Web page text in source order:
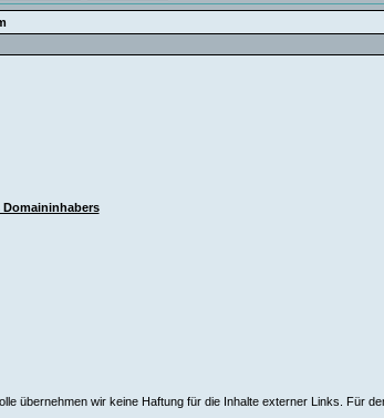
übernehmen wir keine Haftung für die Inhalte externer Links. Für